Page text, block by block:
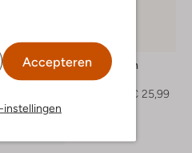
Accepteren
instellingen
-60%
Ton & Ton
Jack
€ 25,99